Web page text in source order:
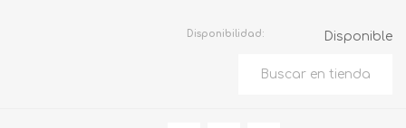
Disponibilidad: Disponible